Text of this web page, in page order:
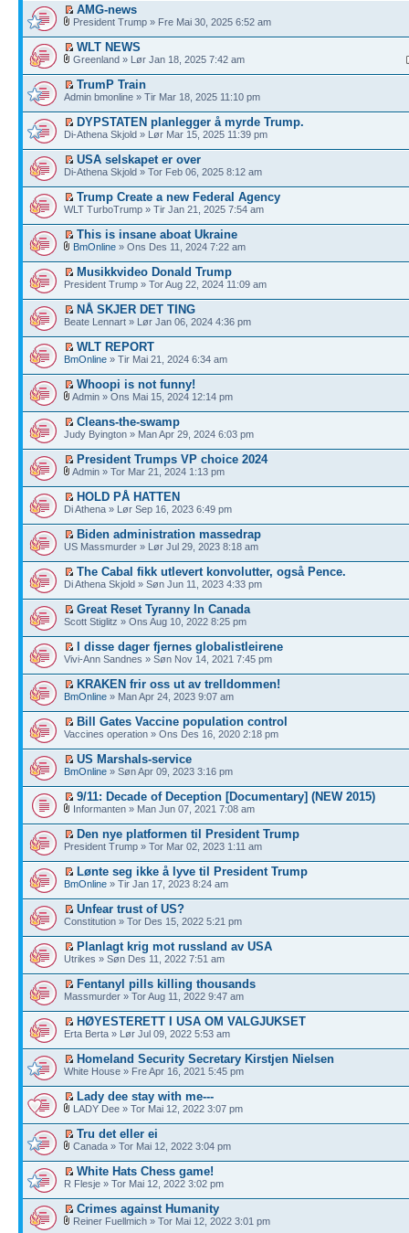
AMG-news
President Trump » Fre Mai 30, 2025 6:52 am
WLT NEWS
Greenland » Lør Jan 18, 2025 7:42 am
TrumP Train
Admin bmonline » Tir Mar 18, 2025 11:10 pm
DYPSTATEN planlegger å myrde Trump.
Di-Athena Skjold » Lør Mar 15, 2025 11:39 pm
USA selskapet er over
Di-Athena Skjold » Tor Feb 06, 2025 8:12 am
Trump Create a new Federal Agency
WLT TurboTrump » Tir Jan 21, 2025 7:54 am
This is insane aboat Ukraine
BmOnline » Ons Des 11, 2024 7:22 am
Musikkvideo Donald Trump
President Trump » Tor Aug 22, 2024 11:09 am
NÅ SKJER DET TING
Beate Lennart » Lør Jan 06, 2024 4:36 pm
WLT REPORT
BmOnline » Tir Mai 21, 2024 6:34 am
Whoopi is not funny!
Admin » Ons Mai 15, 2024 12:14 pm
Cleans-the-swamp
Judy Byington » Man Apr 29, 2024 6:03 pm
President Trumps VP choice 2024
Admin » Tor Mar 21, 2024 1:13 pm
HOLD PÅ HATTEN
Di Athena » Lør Sep 16, 2023 6:49 pm
Biden administration massedrap
US Massmurder » Lør Jul 29, 2023 8:18 am
The Cabal fikk utlevert konvolutter, også Pence.
Di Athena Skjold » Søn Jun 11, 2023 4:33 pm
Great Reset Tyranny In Canada
Scott Stiglitz » Ons Aug 10, 2022 8:25 pm
I disse dager fjernes globalistleirene
Vivi-Ann Sandnes » Søn Nov 14, 2021 7:45 pm
KRAKEN frir oss ut av trelldommen!
BmOnline » Man Apr 24, 2023 9:07 am
Bill Gates Vaccine population control
Vaccines operation » Ons Des 16, 2020 2:18 pm
US Marshals-service
BmOnline » Søn Apr 09, 2023 3:16 pm
9/11: Decade of Deception [Documentary] (NEW 2015)
Informanten » Man Jun 07, 2021 7:08 am
Den nye platformen til President Trump
President Trump » Tor Mar 02, 2023 1:11 am
Lønte seg ikke å lyve til President Trump
BmOnline » Tir Jan 17, 2023 8:24 am
Unfear trust of US?
Constitution » Tor Des 15, 2022 5:21 pm
Planlagt krig mot russland av USA
Utrikes » Søn Des 11, 2022 7:51 am
Fentanyl pills killing thousands
Massmurder » Tor Aug 11, 2022 9:47 am
HØYESTERETT I USA OM VALGJUKSET
Erta Berta » Lør Jul 09, 2022 5:53 am
Homeland Security Secretary Kirstjen Nielsen
White House » Fre Apr 16, 2021 5:45 pm
Lady dee stay with me---
LADY Dee » Tor Mai 12, 2022 3:07 pm
Tru det eller ei
Canada » Tor Mai 12, 2022 3:04 pm
White Hats Chess game!
R Flesje » Tor Mai 12, 2022 3:02 pm
Crimes against Humanity
Reiner Fuellmich » Tor Mai 12, 2022 3:01 pm